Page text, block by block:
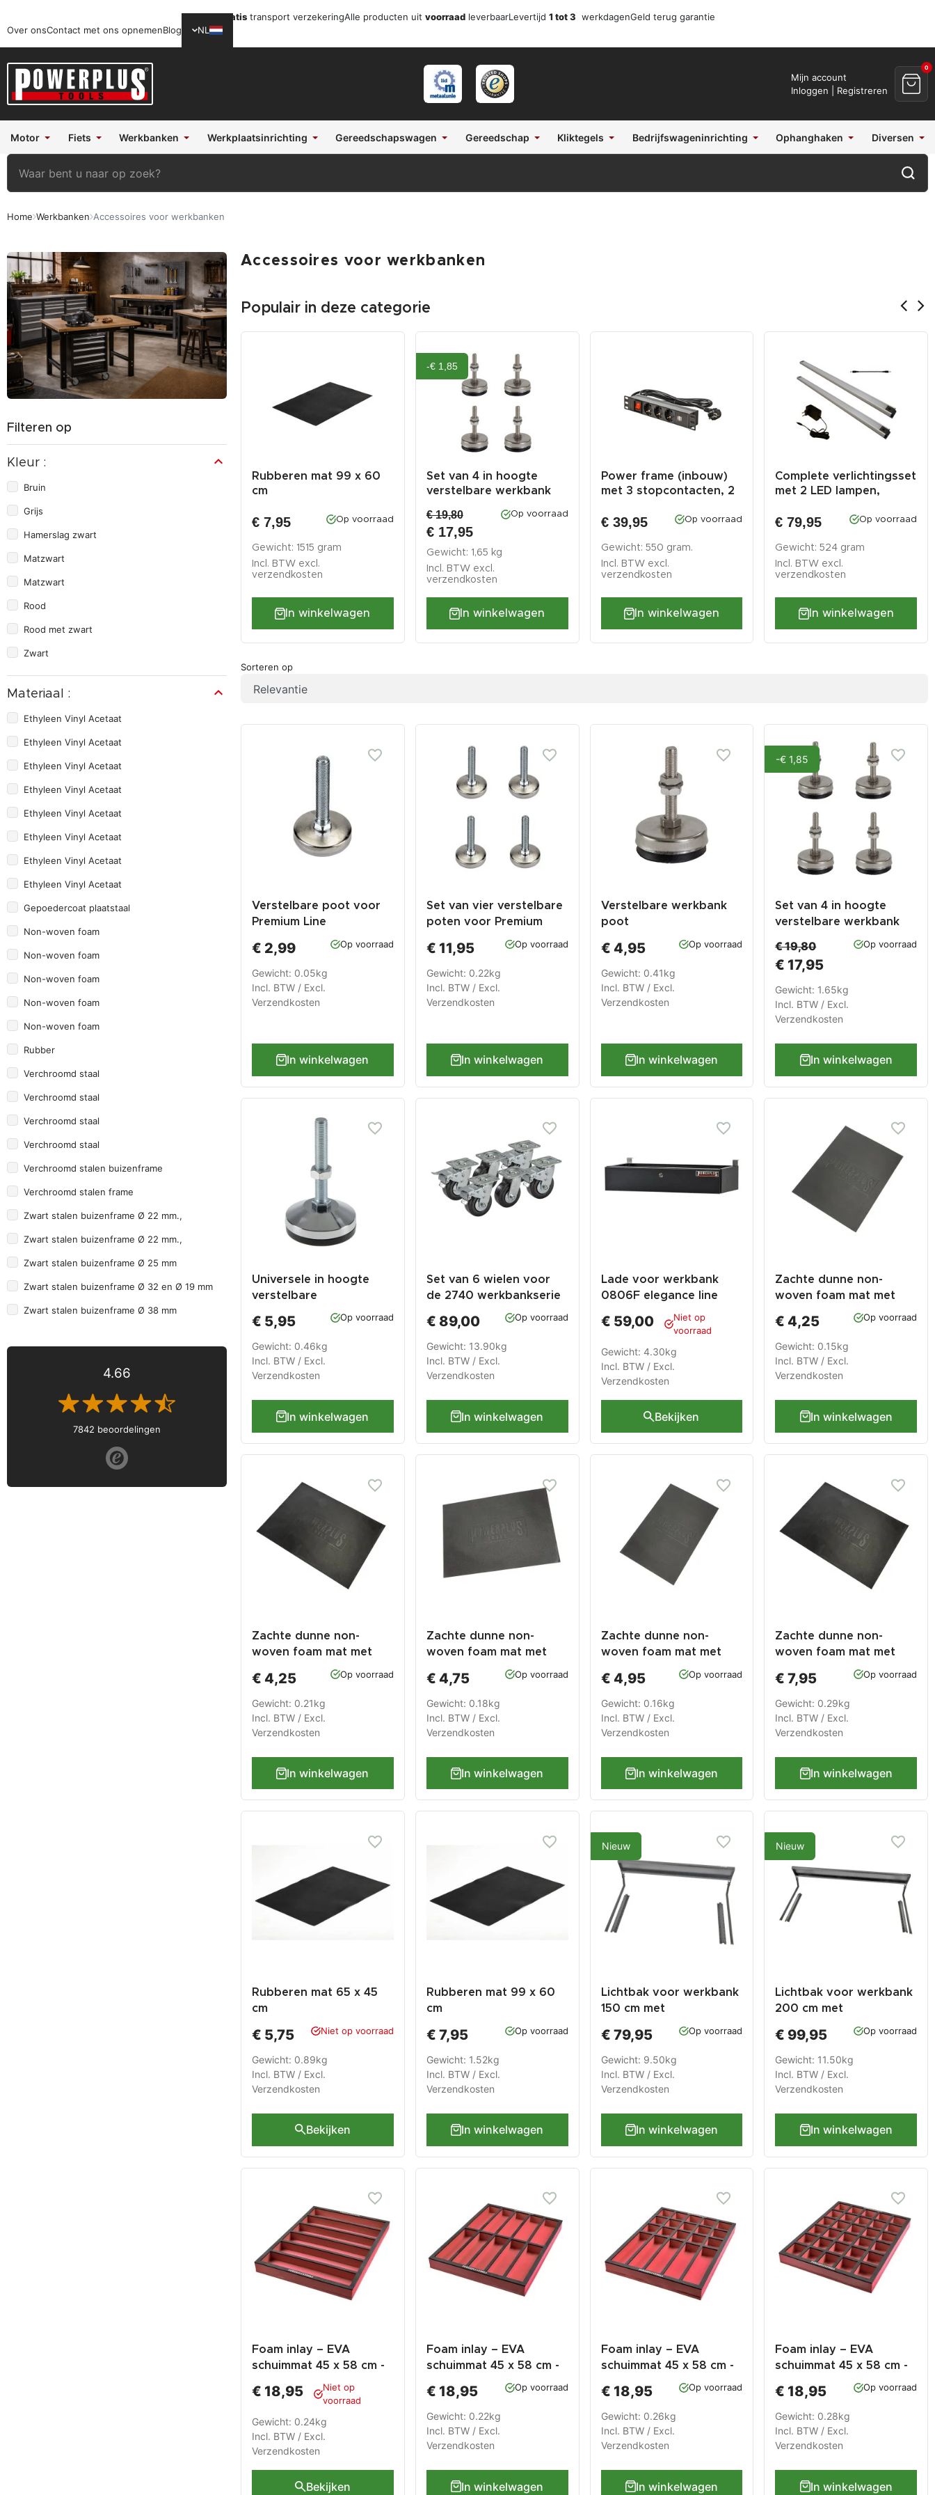
Gratis transport verzekeringAlle producten uit voorraad leverbaarLevertijd 1 tot 3 werkdagenGeld terug garantie
Over onsContact met ons opnemenBlog NL
Mijn account
Inloggen | Registreren
0
Motor Fiets Werkbanken Werkplaatsinrichting Gereedschapswagen Gereedschap Kliktegels Bedrijfswageninrichting Ophanghaken Diversen
Home Werkbanken Accessoires voor werkbanken
Filteren op
Kleur :
Bruin
Grijs
Hamerslag zwart
Matzwart
Matzwart
Rood
Rood met zwart
Zwart
Materiaal :
Ethyleen Vinyl Acetaat
Ethyleen Vinyl Acetaat
Ethyleen Vinyl Acetaat
Ethyleen Vinyl Acetaat
Ethyleen Vinyl Acetaat
Ethyleen Vinyl Acetaat
Ethyleen Vinyl Acetaat
Ethyleen Vinyl Acetaat
Gepoedercoat plaatstaal
Non-woven foam
Non-woven foam
Non-woven foam
Non-woven foam
Non-woven foam
Rubber
Verchroomd staal
Verchroomd staal
Verchroomd staal
Verchroomd staal
Verchroomd stalen buizenframe
Verchroomd stalen frame
Zwart stalen buizenframe Ø 22 mm.,
Zwart stalen buizenframe Ø 22 mm.,
Zwart stalen buizenframe Ø 25 mm
Zwart stalen buizenframe Ø 32 en Ø 19 mm
Zwart stalen buizenframe Ø 38 mm
4.66
7842 beoordelingen
Accessoires voor werkbanken
Populair in deze categorie
voorraad
Rubberen mat 99 x 60
cm
€ 7,95 Op voorraad
Gewicht: 1515 gram
Incl. BTW excl.
verzendkosten
In winkelwagen
-€ 1,85
Set van 4 in hoogte
verstelbare werkbank
€ 19,80
€ 17,95
Op voorraad
Gewicht: 1,65 kg
Incl. BTW excl.
verzendkosten
In winkelwagen
Power frame (inbouw)
met 3 stopcontacten, 2
€ 39,95 Op voorraad
Gewicht: 550 gram.
Incl. BTW excl.
verzendkosten
In winkelwagen
Complete verlichtingsset
met 2 LED lampen,
€ 79,95 Op voorraad
Gewicht: 524 gram
Incl. BTW excl.
verzendkosten
In winkelwagen
Sorteren op
Verstelbare poot voor
Premium Line
gereedschapskasten
€ 2,99 Op voorraad
Gewicht: 0.05kg
Incl. BTW / Excl.
Verzendkosten
In winkelwagen
Set van vier verstelbare
poten voor Premium
gereedschapskasten
€ 11,95 Op voorraad
Gewicht: 0.22kg
Incl. BTW / Excl.
Verzendkosten
In winkelwagen
Verstelbare werkbank
poot
€ 4,95 Op voorraad
Gewicht: 0.41kg
Incl. BTW / Excl.
Verzendkosten
In winkelwagen
-€ 1,85
Set van 4 in hoogte
verstelbare werkbank
poten - werkbankpoten
€ 19,80
€ 17,95
Op voorraad
Gewicht: 1.65kg
Incl. BTW / Excl.
Verzendkosten
In winkelwagen
Universele in hoogte
verstelbare
werkbankpoot voor
heavy duty werkbank
€ 5,95 Op voorraad
Gewicht: 0.46kg
Incl. BTW / Excl.
Verzendkosten
In winkelwagen
Set van 6 wielen voor
de 2740 werkbankserie
€ 89,00 Op voorraad
Gewicht: 13.90kg
Incl. BTW / Excl.
Verzendkosten
In winkelwagen
Lade voor werkbank
0806F elegance line
hamerslag zwart
€ 59,00
Niet op
voorraad
Gewicht: 4.30kg
Incl. BTW / Excl.
Verzendkosten
Bekijken
Zachte dunne non-
woven foam mat met
logo 379 x 597 x 2,5 mm
voor lade
gereedschapswagen of
werkbank
€ 4,25 Op voorraad
Gewicht: 0.15kg
Incl. BTW / Excl.
Verzendkosten
In winkelwagen
Zachte dunne non-
woven foam mat met
logo 568 x 398 x 2,5 mm
voor lade
gereedschapswagen of
werkbank
€ 4,25 Op voorraad
Gewicht: 0.21kg
Incl. BTW / Excl.
Verzendkosten
In winkelwagen
Zachte dunne non-
woven foam mat met
logo 600 x 450 x 2 mm
voor lade
gereedschapswagen of
werkbank
€ 4,75 Op voorraad
Gewicht: 0.18kg
Incl. BTW / Excl.
Verzendkosten
In winkelwagen
Zachte dunne non-
woven foam mat met
logo 459 x 597 x 2,5 mm
voor lade
gereedschapswagen of
werkbank
€ 4,95 Op voorraad
Gewicht: 0.16kg
Incl. BTW / Excl.
Verzendkosten
In winkelwagen
Zachte dunne non-
woven foam mat met
logo 827 x 597 x 2,5 mm
voor lade
gereedschapswagen of
werkbank
€ 7,95 Op voorraad
Gewicht: 0.29kg
Incl. BTW / Excl.
Verzendkosten
In winkelwagen
Rubberen mat 65 x 45
cm
€ 5,75 Niet op voorraad
Gewicht: 0.89kg
Incl. BTW / Excl.
Verzendkosten
Bekijken
Rubberen mat 99 x 60
cm
€ 7,95 Op voorraad
Gewicht: 1.52kg
Incl. BTW / Excl.
Verzendkosten
In winkelwagen
Nieuw
Lichtbak voor werkbank
150 cm met
gereedschapsbord –
Powerplustools
€ 79,95 Op voorraad
Gewicht: 9.50kg
Incl. BTW / Excl.
Verzendkosten
In winkelwagen
Nieuw
Lichtbak voor werkbank
200 cm met
gereedschapsbord –
Powerplustools
€ 99,95 Op voorraad
Gewicht: 11.50kg
Incl. BTW / Excl.
Verzendkosten
In winkelwagen
Foam inlay – EVA
schuimmat 45 x 58 cm -
vakverdeling voor
werkbank met laden – 6
€ 18,95
Niet op
voorraad
Gewicht: 0.24kg
Incl. BTW / Excl.
Verzendkosten
Bekijken
Foam inlay – EVA
schuimmat 45 x 58 cm -
vakverdeling voor
werkbank met laden –
10 vakken.
€ 18,95 Op voorraad
Gewicht: 0.22kg
Incl. BTW / Excl.
Verzendkosten
In winkelwagen
Foam inlay – EVA
schuimmat 45 x 58 cm -
vakverdeling voor
werkbank met laden – 15
+ 5 vakken.
€ 18,95 Op voorraad
Gewicht: 0.26kg
Incl. BTW / Excl.
Verzendkosten
In winkelwagen
Foam inlay – EVA
schuimmat 45 x 58 cm -
vakverdeling voor
werkbank met laden –
30 vakken
€ 18,95 Op voorraad
Gewicht: 0.28kg
Incl. BTW / Excl.
Verzendkosten
In winkelwagen